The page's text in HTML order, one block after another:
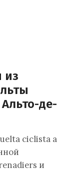
из
де-
ciclista a
и